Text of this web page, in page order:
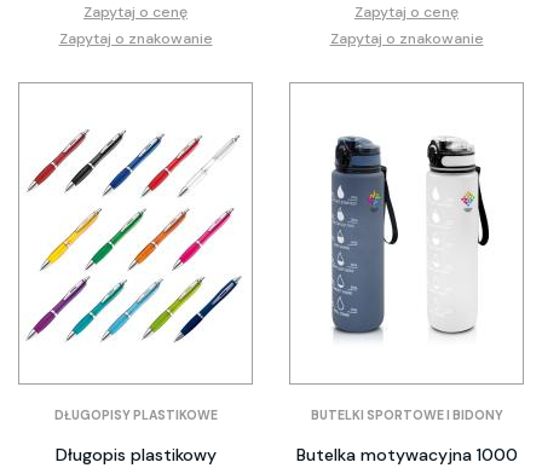
Zapytaj o cenę
Zapytaj o znakowanie
Zapytaj o cenę
Zapytaj o znakowanie
DŁUGOPISY PLASTIKOWE
Długopis plastikowy
BUTELKI SPORTOWE I BIDONY
Butelka motywacyjna 1000